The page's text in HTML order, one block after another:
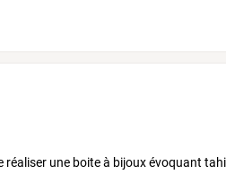
réaliser une boite à bijoux évoquant